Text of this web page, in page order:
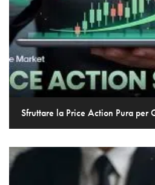
Sfruttare la Price Action Pura per